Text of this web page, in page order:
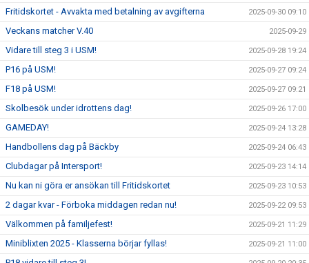
Fritidskortet - Avvakta med betalning av avgifterna 2025-09-30 09:10
Veckans matcher V.40 2025-09-29
Vidare till steg 3 i USM! 2025-09-28 19:24
P16 på USM! 2025-09-27 09:24
F18 på USM! 2025-09-27 09:21
Skolbesök under idrottens dag! 2025-09-26 17:00
GAMEDAY! 2025-09-24 13:28
Handbollens dag på Bäckby 2025-09-24 06:43
Clubdagar på Intersport! 2025-09-23 14:14
Nu kan ni göra er ansökan till Fritidskortet 2025-09-23 10:53
2 dagar kvar - Förboka middagen redan nu! 2025-09-22 09:53
Välkommen på familjefest! 2025-09-21 11:29
Miniblixten 2025 - Klasserna börjar fyllas! 2025-09-21 11:00